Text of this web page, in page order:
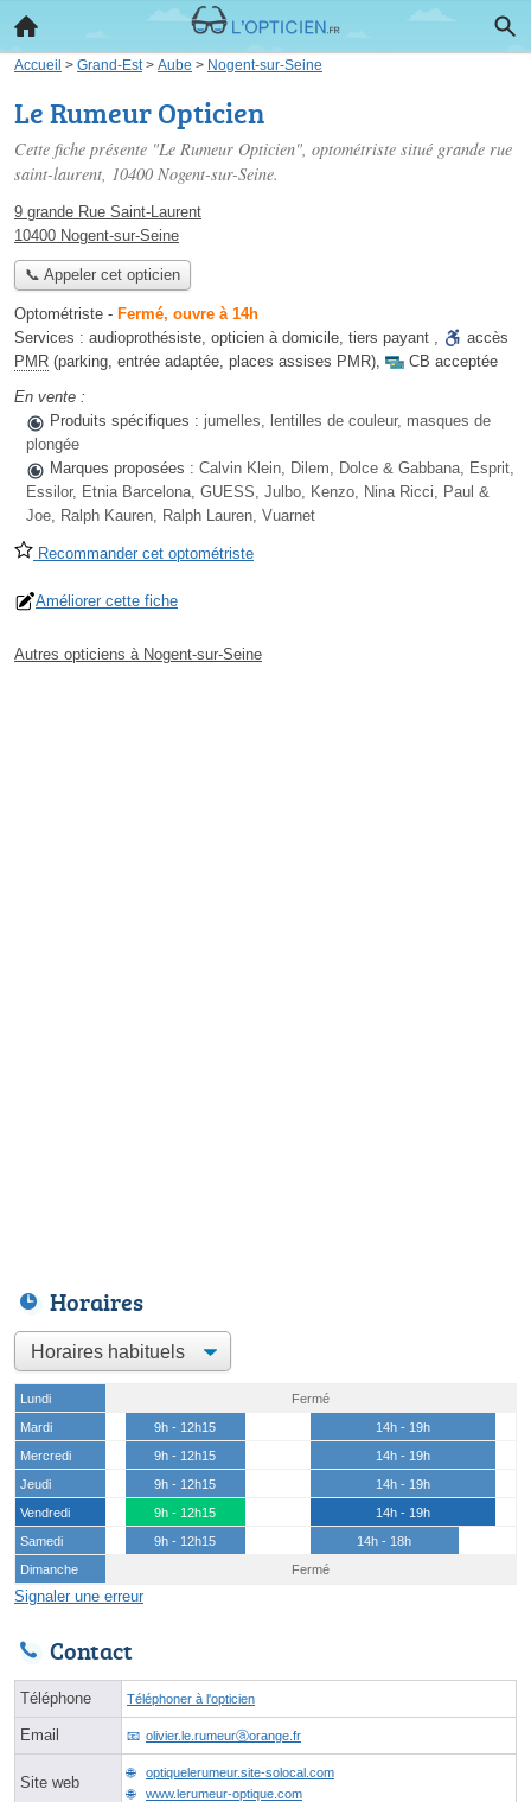
Accueil > Grand-Est> Aube > Nogent-sur-Seine
Le Rumeur Opticien
Cette fiche présente "Le Rumeur Opticien", optométriste situé grande rue
saint-laurent, 10400 Nogent-sur-Seine.
9 grande Rue Saint-Laurent
10400 Nogent-sur-Seine
📞 Appeler cet opticien
Optométriste - Fermé, ouvre à 14h
Services : audioprothésiste, opticien à domicile, tiers payant ,
accès
PMR (parking, entrée adaptée, places assises PMR),
CB acceptée
En vente :
Produits spécifiques : jumelles, lentilles de couleur, masques de
plongée
Marques proposées : Calvin Klein, Dilem, Dolce & Gabbana, Esprit,
Essilor, Etnia Barcelona, GUESS, Julbo, Kenzo, Nina Ricci, Paul &
Joe, Ralph Kauren, Ralph Lauren, Vuarnet
Recommander cet optométriste
Améliorer cette fiche
Autres opticiens à Nogent-sur-Seine
Horaires
Lundi
Fermé
Mardi
9h - 12h15
14h - 19h
Mercredi
9h - 12h15
14h - 19h
Jeudi
9h - 12h15
14h - 19h
Vendredi
9h - 12h15
14h - 19h
Samedi
9h - 12h15
14h - 18h
Dimanche
Fermé
Signaler une erreur
Contact
Téléphone Téléphoner à l'opticien
Email olivier.le.rumeurⓐorange.fr
Site web
optiquelerumeur.site-solocal.com
www.lerumeur-optique.com